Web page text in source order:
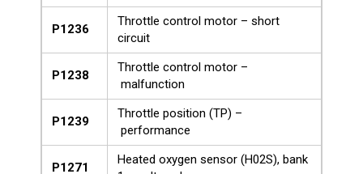
P1236
Throttle control motor – short
circuit
P1238
Throttle control motor –
malfunction
P1239
Throttle position (TP) –
performance
P1271
Heated oxygen sensor (H02S), bank